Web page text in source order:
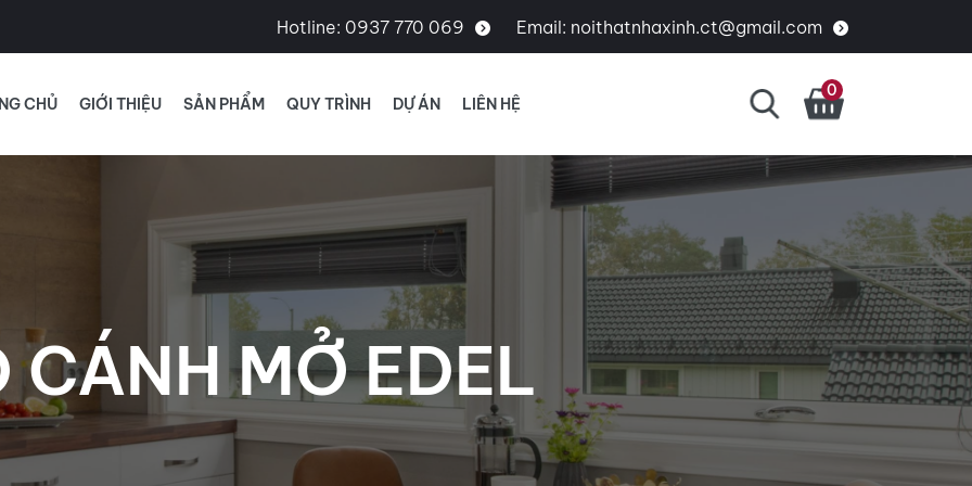
Hotline: 0937 770 069 Email: noithatnhaxinh.ct@gmail.com
CHỦ GIỚI THIỆU SẢN PHẨM QUY TRÌNH DỰ ÁN LIÊN HỆ
0
MỞ EDEL